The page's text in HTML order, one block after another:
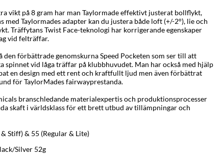
vikt på 8 gram har man Taylormade effektivt justerat bollflykt,
Taylormades adapter kan du justera både loft (+/-2°), lie och
Träffytans Twist Face-teknologi har korrigerande egenskaper
vid felträffar.
förbättrade genomskurna Speed Pocketen som ser till att
spinnet vid låga träffar på klubbhuvudet. Man har också med hjälp
en design med ett rent och kraftfullt ljud men även förbättrat
för TaylorMades fairwayprestanda.
branschledande materialexpertis och produktionsprocesser
skaft i världsklass för ett brett utbud av tillämpningar och
Stiff) & 55 (Regular & Lite)
Silver 52g